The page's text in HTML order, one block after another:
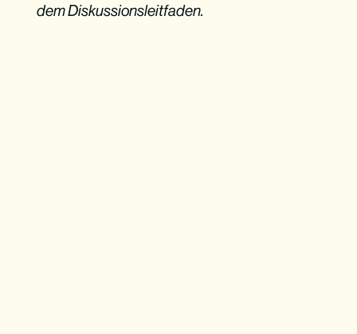
dem Diskussionsleitfaden.